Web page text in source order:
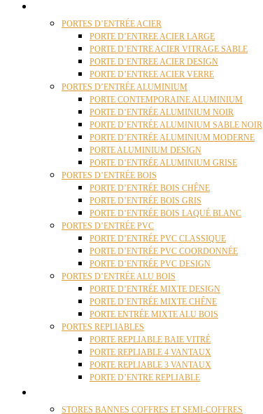
PORTES D’ENTRÉE ACIER
PORTE D’ENTREE ACIER LARGE
PORTE D’ENTRE ACIER VITRAGE SABLE
PORTE D’ENTREE ACIER DESIGN
PORTE D’ENTREE ACIER VERRE
PORTES D’ENTRÉE ALUMINIUM
PORTE CONTEMPORAINE ALUMINIUM
PORTE D’ENTRÉE ALUMINIUM NOIR
PORTE D’ENTRÉE ALUMINIUM SABLE NOIR
PORTE D’ENTRÉE ALUMINIUM MODERNE
PORTE ALUMINIUM DESIGN
PORTE D’ENTRÉE ALUMINIUM GRISE
PORTES D’ENTRÉE BOIS
PORTE D’ENTRÉE BOIS CHÊNE
PORTE D’ENTRÉE BOIS GRIS
PORTE D’ENTRÉE BOIS LAQUÉ BLANC
PORTES D’ENTRÉE PVC
PORTE D’ENTRÉE PVC CLASSIQUE
PORTE D’ENTRÉE PVC COORDONNÉE
PORTE D’ENTRÉE PVC DESIGN
PORTES D’ENTRÉE ALU BOIS
PORTE D’ENTRÉE MIXTE DESIGN
PORTE D’ENTRÉE MIXTE CHÊNE
PORTE ENTRÉE MIXTE ALU BOIS
PORTES REPLIABLES
PORTE REPLIABLE BAIE VITRÉ
PORTE REPLIABLE 4 VANTAUX
PORTE REPLIABLE 3 VANTAUX
PORTE D’ENTRE REPLIABLE
STORES BANNES COFFRES ET SEMI-COFFRES